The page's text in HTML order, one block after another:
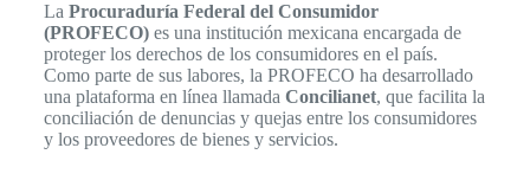
La Procuraduría Federal del Consumidor
(PROFECO)es una institución mexicana encargada de
proteger los derechos de los consumidores en el país.
Como parte de sus labores, la PROFECO ha desarrollado
una plataforma en línea llamada Concilianet, que facilita la
conciliación de denuncias y quejas entre los consumidores
y los proveedores de bienes y servicios.